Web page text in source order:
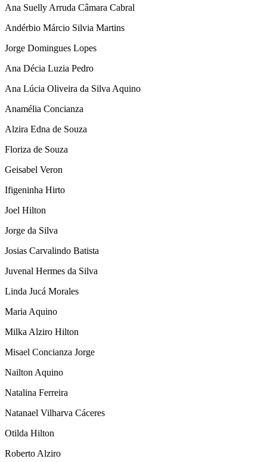
Ana Suelly Arruda Câmara Cabral
Andérbio Márcio Silvia Martins
Jorge Domingues Lopes
Ana Décia Luzia Pedro
Ana Lúcia Oliveira da Silva Aquino
Anamélia Concianza
Alzira Edna de Souza
Floriza de Souza
Geisabel Veron
Ifigeninha Hirto
Joel Hilton
Jorge da Silva
Josias Carvalindo Batista
Juvenal Hermes da Silva
Linda Jucá Morales
Maria Aquino
Milka Alziro Hilton
Misael Concianza Jorge
Nailton Aquino
Natalina Ferreira
Natanael Vilharva Cáceres
Otilda Hilton
Roberto Alziro